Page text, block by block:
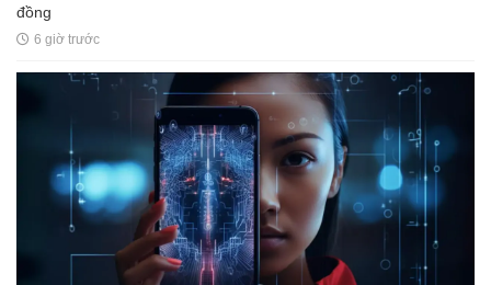
đồng
6 giờ trước